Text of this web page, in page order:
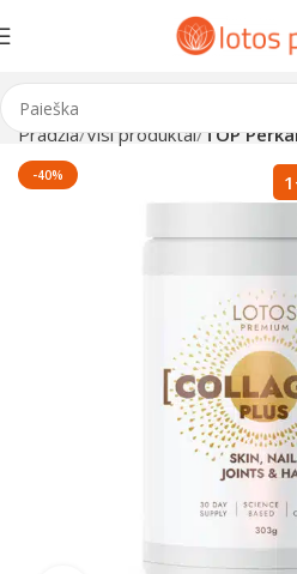
Pradžia Visi produktai TOP
-40%